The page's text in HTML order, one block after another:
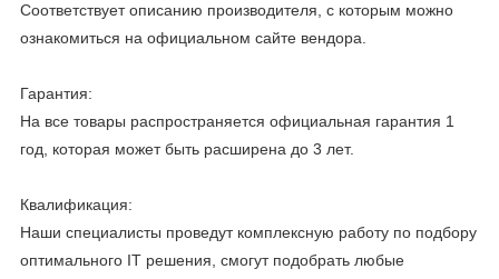
Соответствует описанию производителя, с которым можно
ознакомиться на официальном сайте вендора.
Гарантия:
На все товары распространяется официальная гарантия 1
год, которая может быть расширена до 3 лет.
Квалификация:
Наши специалисты проведут комплексную работу по подбору
оптимального IT решения, смогут подобрать любые